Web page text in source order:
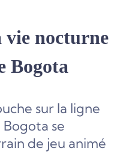
vie nocturne
Bogota
sur la ligne
Bogota se
de jeu animé